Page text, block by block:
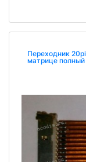
Переходник
матрице